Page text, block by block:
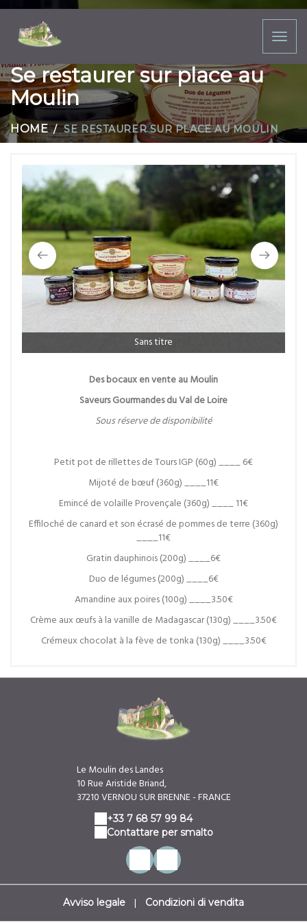
Se restaurer sur place au
Moulin
HOME SE RESTAURER SUR PLACE AU MOULIN
Sans titre
Des bocaux en vente au Moulin
Saveurs Gourmandes du Val de Loire
Sous réserve de disponibilité
Petit pot de rillettes de Tours IGP (60g) ____ 6€
Mijoté de bœuf (360g) ____11€
Emincé de volaille Provençale (360g) ____ 11€
Effiloché de canard et son écrasé de pommes de terre (360g)
____11€
Gratin dauphinois (200g) ____6€
Duo de légumes (200g) ____6€
Amandine aux poires (100g) ____3.50€
Crème aux œufs à la vanille de Madagascar (130g) ____3.50€
Crémeux chocolat à la fève de tonka (130g) ____3.50€
Le Moulin des Landes
10 Rue Aristide Briand,
37210 VERNOU SUR BRENNE - FRANCE
+33 7 68 57 99 84
Contattare per smalto
Avviso legale | Condizioni di vendita